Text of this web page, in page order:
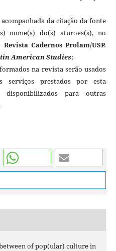
da citação da fonte
nome(s) do(s) aturoes(s), no
Revista Cadernos Prolam/USP.
American Studies;
na revista serão usados
serviços prestados por esta
disponibilizados para outras
of pop(ular) culture in